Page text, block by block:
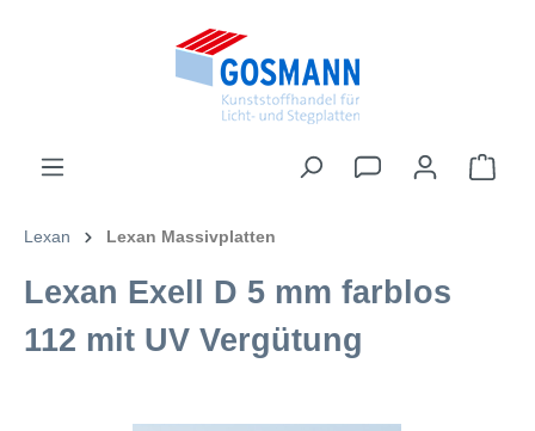
Lexan Lexan Massivplatten
Lexan Exell D 5 mm farblos
112 mit UV Vergütung